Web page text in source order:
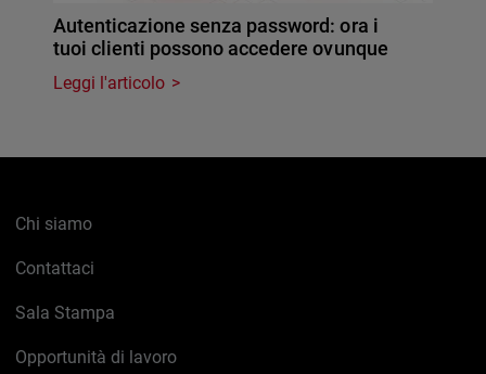
Autenticazione senza password: ora i
tuoi clienti possono accedere ovunque
Leggi l'articolo
Chi siamo
Contattaci
Sala Stampa
Opportunità di lavoro